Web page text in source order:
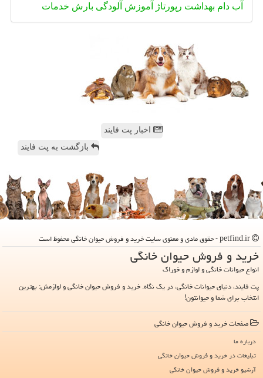
آب دام بهداشت رپورتاژ آموزش آلودگی بارش خدمات
اخبار پت فایند
بازگشت به پت فایند
خرید و فروش حیوان خانگی
انواع حیوانات خانگی و لوازم و خوراک
پت فایند، دنیای حیوانات خانگی، در یک نگاه. خرید و فروش حیوان خانگی و لوازمش: بهترین
انتخاب برای شما و حیوانتون!
صفحات خرید و فروش حیوان خانگی
درباره ما
تبلیغات در خرید و فروش حیوان خانگی
آرشیو خرید و فروش حیوان خانگی